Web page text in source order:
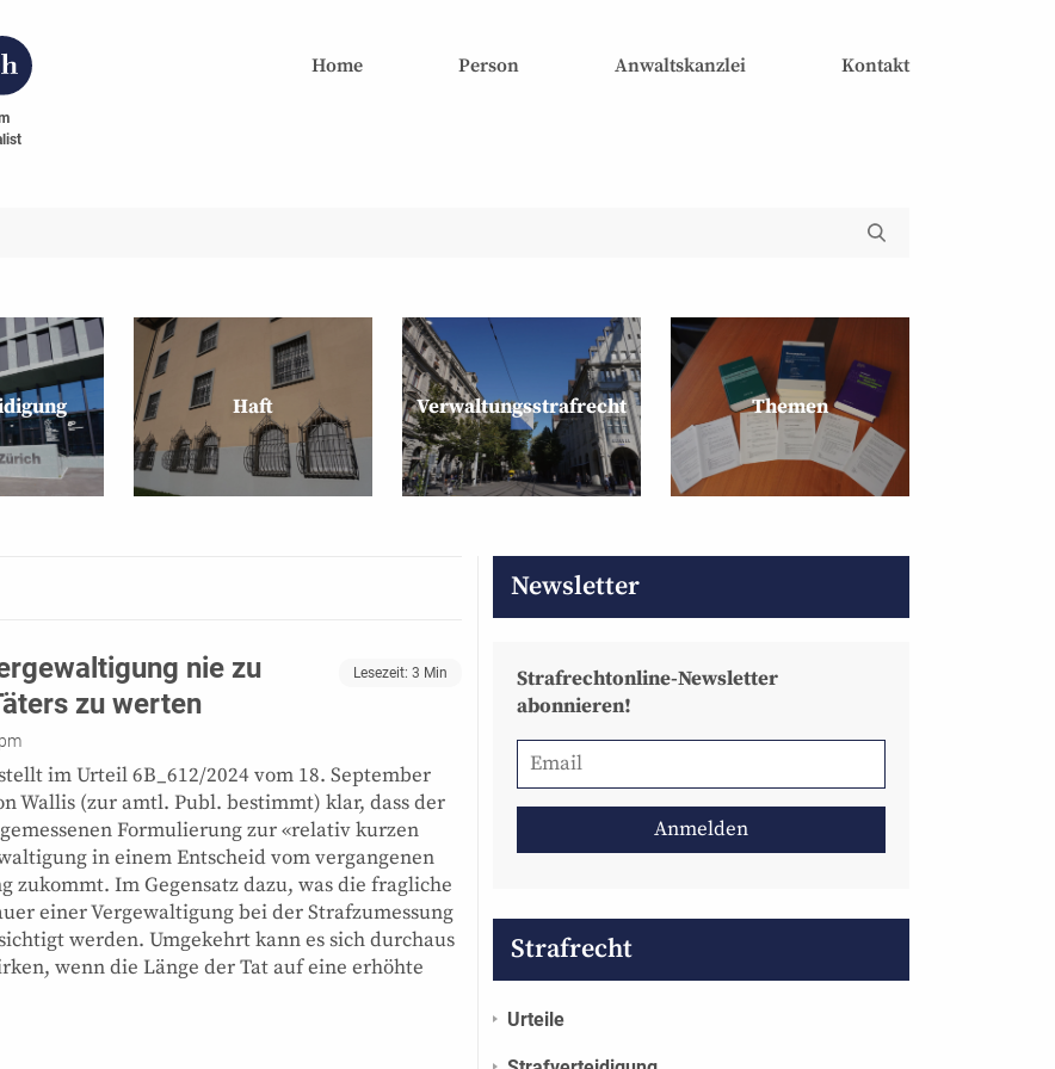
Home Person Anwaltskanzlei Kontakt
Haft Verwaltungs­strafrecht Themen
nie zu
zu werten
Lesezeit: 3 Min
im Urteil 6B_612/2024 vom 18. September
Wallis (zur amtl. Publ. bestimmt) klar, dass der
Formulierung zur «relativ kurzen
in einem Entscheid vom vergangenen
zukommt. Im Gegensatz dazu, was die fragliche
einer Vergewaltigung bei der Strafzumessung
werden. Umgekehrt kann es sich durchaus
wenn die Länge der Tat auf eine erhöhte
Newsletter
Strafrechtonline-Newsletter
abonnieren!
Strafrecht
Urteile